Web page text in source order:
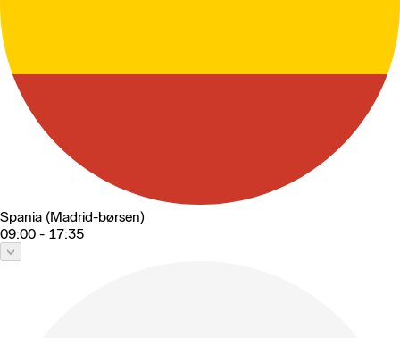
Spania (Madrid-børsen)
09:00 - 17:35